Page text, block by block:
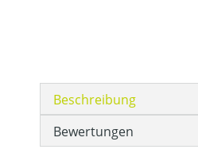
Beschreibung
Bewertungen